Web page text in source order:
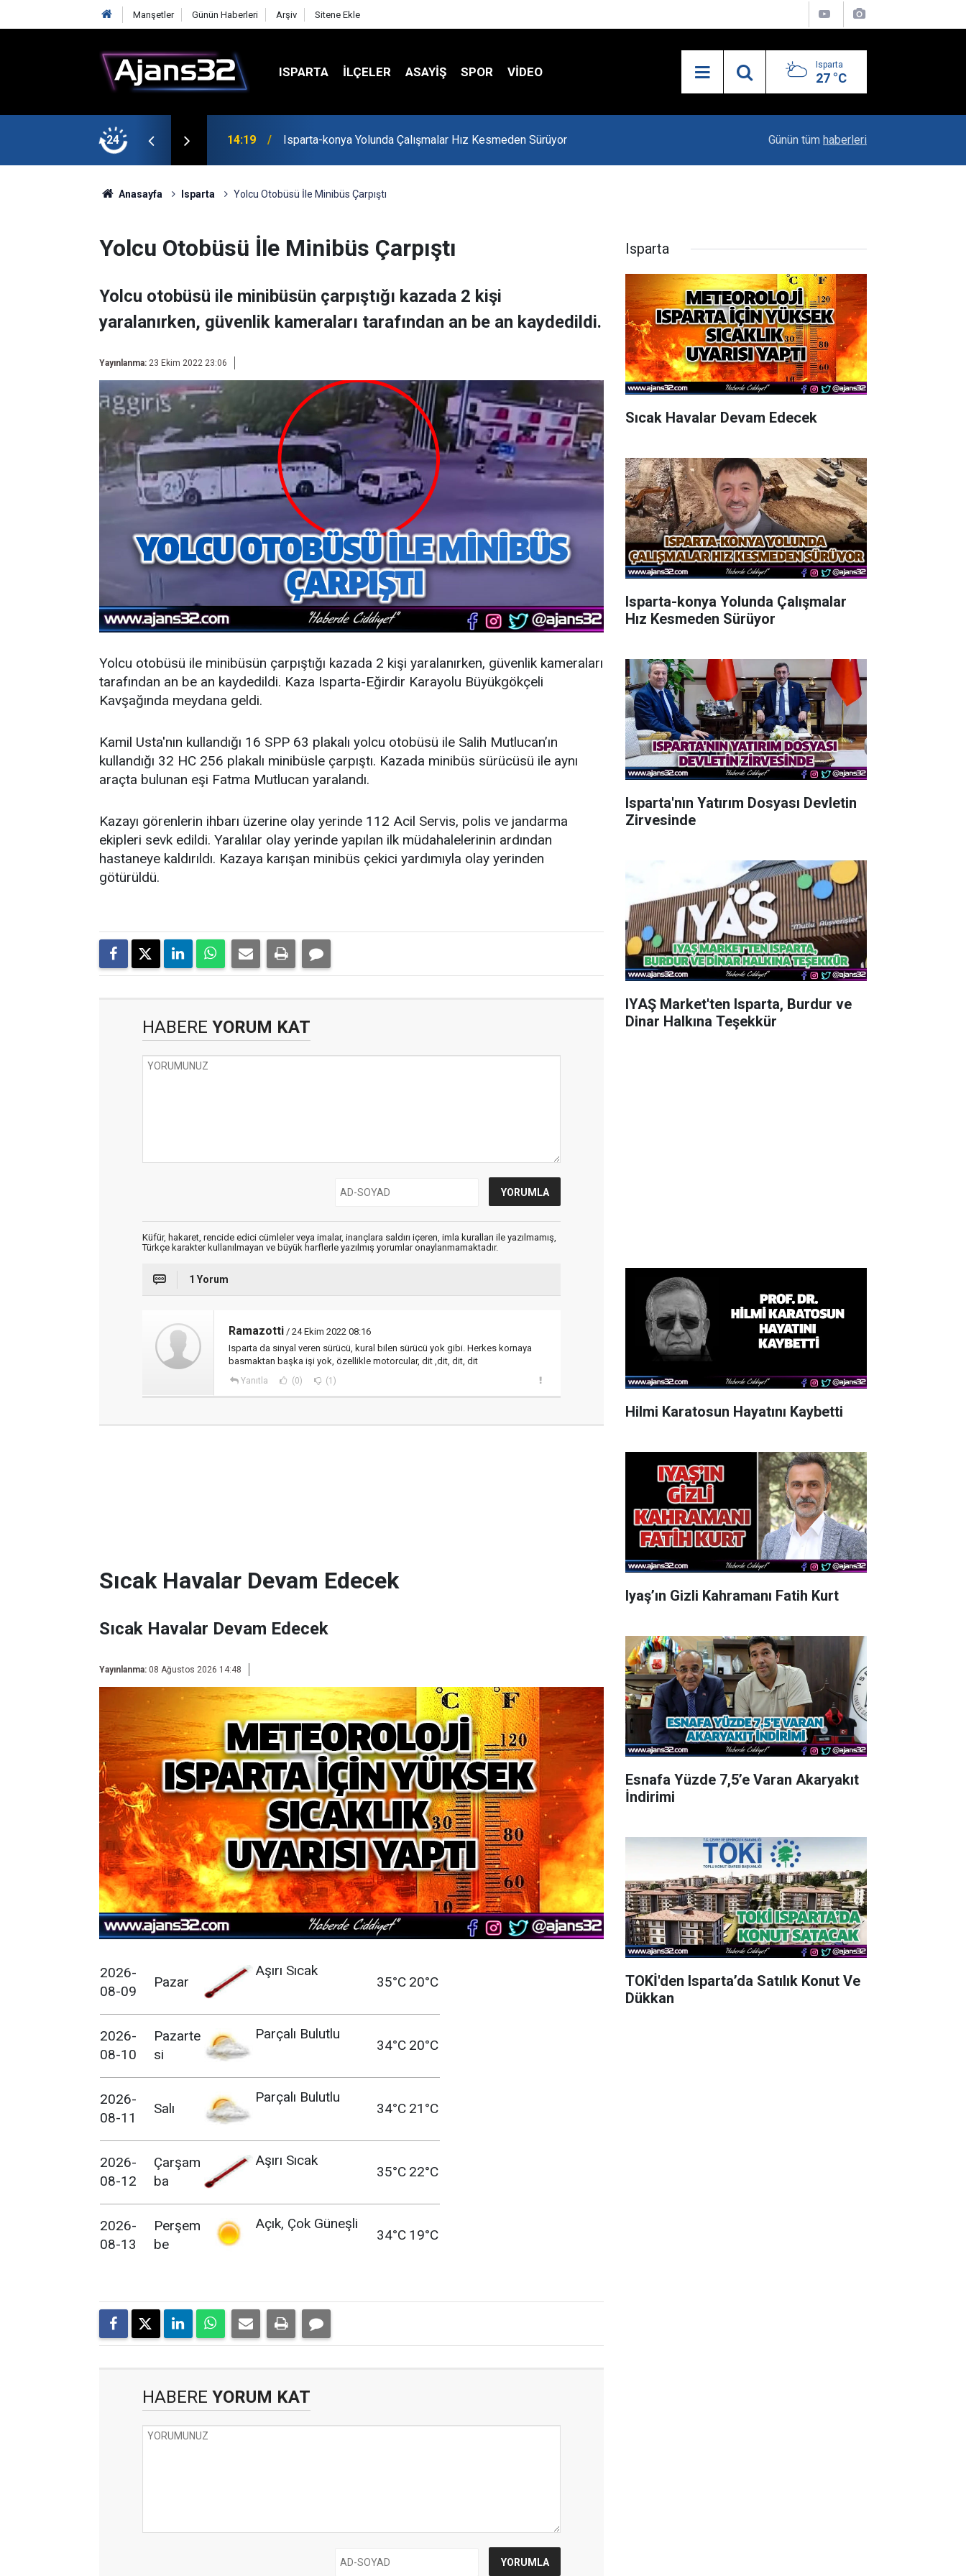
Manşetler Günün Haberleri Arşiv Sitene Ekle
ISPARTA İLÇELER ASAYİŞ SPOR VIDEO Isparta
27 °C
24 14:19 Isparta-konya Yolunda Çalışmalar Hız Kesmeden Sürüyor Isparta'nın Yatırım Dosyası Devletin Zirvesinde
Günün tüm haberleri
Anasayfa Isparta Yolcu Otobüsü İle Minibüs Çarpıştı
Yolcu Otobüsü İle Minibüs Çarpıştı
Yolcu otobüsü ile minibüsün çarpıştığı kazada 2 kişi
yaralanırken, güvenlik kameraları tarafından an be an kaydedildi.
Yayınlanma: 23 Ekim 2022 23:06
Yolcu otobüsü ile minibüsün çarpıştığı kazada 2 kişi yaralanırken, güvenlik kameraları
tarafından an be an kaydedildi. Kaza Isparta-Eğirdir Karayolu Büyükgökçeli
Kavşağında meydana geldi.
Kamil Usta'nın kullandığı 16 SPP 63 plakalı yolcu otobüsü ile Salih Mutlucan’ın
kullandığı 32 HC 256 plakalı minibüsle çarpıştı. Kazada minibüs sürücüsü ile aynı
araçta bulunan eşi Fatma Mutlucan yaralandı.
Kazayı görenlerin ihbarı üzerine olay yerinde 112 Acil Servis, polis ve jandarma
ekipleri sevk edildi. Yaralılar olay yerinde yapılan ilk müdahalelerinin ardından
hastaneye kaldırıldı. Kazaya karışan minibüs çekici yardımıyla olay yerinden
götürüldü.
HABERE YORUM KAT
Küfür, hakaret, rencide edici cümleler veya imalar, inançlara saldırı içeren, imla kuralları ile yazılmamış,
Türkçe karakter kullanılmayan ve büyük harflerle yazılmış yorumlar onaylanmamaktadır.
1 Yorum
Ramazotti / 24 Ekim 2022 08:16
Isparta da sinyal veren sürücü, kural bilen sürücü yok gibi. Herkes kornaya
basmaktan başka işi yok, özellikle motorcular, dit ,dit, dit, dit
Yanıtla (0) (1)
Sıcak Havalar Devam Edecek
Sıcak Havalar Devam Edecek
Yayınlanma: 08 Ağustos 2026 14:48
2026-
08-09
Pazar
Aşırı Sıcak
35°C 20°C
2026-
08-10
Pazarte
si
Parçalı Bulutlu
34°C 20°C
2026-
08-11
Salı
Parçalı Bulutlu
34°C 21°C
2026-
08-12
Çarşam
ba
Aşırı Sıcak
35°C 22°C
2026-
08-13
Perşem
be
Açık, Çok Güneşli
34°C 19°C
HABERE YORUM KAT
Isparta
Sıcak Havalar Devam Edecek
Isparta-konya Yolunda Çalışmalar
Hız Kesmeden Sürüyor
Isparta'nın Yatırım Dosyası Devletin
Zirvesinde
IYAŞ Market'ten Isparta, Burdur ve
Dinar Halkına Teşekkür
Hilmi Karatosun Hayatını Kaybetti
Iyaş’ın Gizli Kahramanı Fatih Kurt
Esnafa Yüzde 7,5’e Varan Akaryakıt
İndirimi
TOKİ'den Isparta’da Satılık Konut Ve
Dükkan